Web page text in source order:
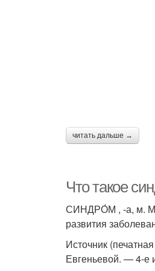
читать дальше →
Что такое
СИНДРО́М , -а, м.
развития
Источник
Евгеньевой. — 4-е